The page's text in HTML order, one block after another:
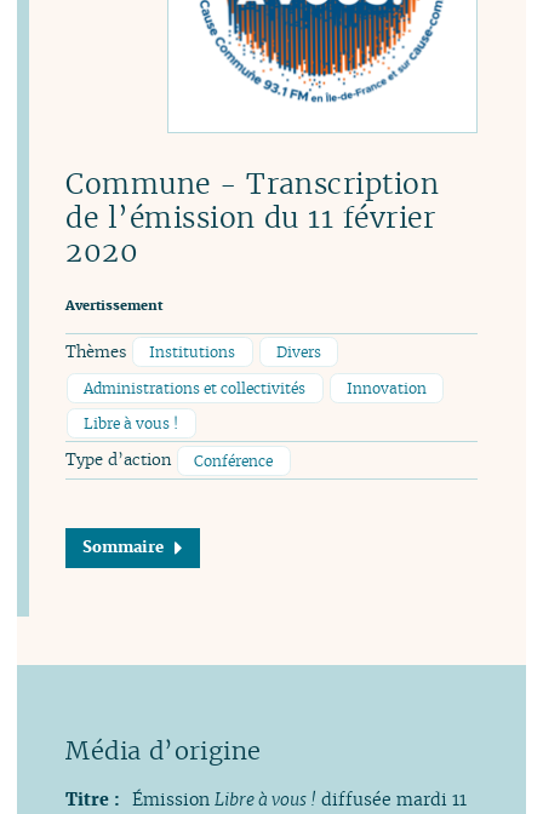
Commune - Transcription
de l’émission du 11 février
2020
Avertissement
Thèmes Institutions
Divers
Administrations et collectivités
Innovation
Libre à vous !
Type d’action Conférence
Sommaire
Titre : Émission Libre à vous ! diffusée mardi 11